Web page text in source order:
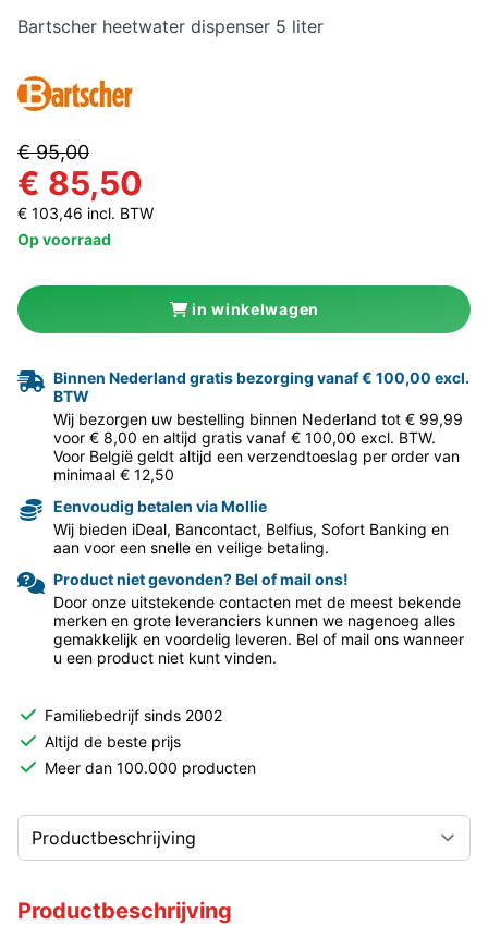
Bartscher heetwater dispenser 5 liter
€ 95,00
€ 85,50
€ 103,46 incl. BTW
Op voorraad
in winkelwagen
Binnen Nederland gratis bezorging vanaf € 100,00 excl.
BTW
Wij bezorgen uw bestelling binnen Nederland tot € 99,99
voor € 8,00 en altijd gratis vanaf € 100,00 excl. BTW.
Voor België geldt altijd een verzendtoeslag per order van
minimaal € 12,50
Eenvoudig betalen via Mollie
Wij bieden iDeal, Bancontact, Belfius, Sofort Banking en
aan voor een snelle en veilige betaling.
Product niet gevonden? Bel of mail ons!
Door onze uitstekende contacten met de meest bekende
merken en grote leveranciers kunnen we nagenoeg alles
gemakkelijk en voordelig leveren. Bel of mail ons wanneer
u een product niet kunt vinden.
Familiebedrijf sinds 2002
Altijd de beste prijs
Meer dan 100.000 producten
Productbeschrijving